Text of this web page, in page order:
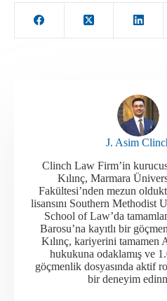
J. Asim
Clinch Law Firm’in
Kılınç, Marmara
Fakültesi’nden mezun
lisansını Southern Methodist
School of Law’da
Barosu’na kayıtlı bir
Kılınç, kariyerini tamamen
hukukuna odaklamış ve
göçmenlik dosyasında aktif
bir deneyim